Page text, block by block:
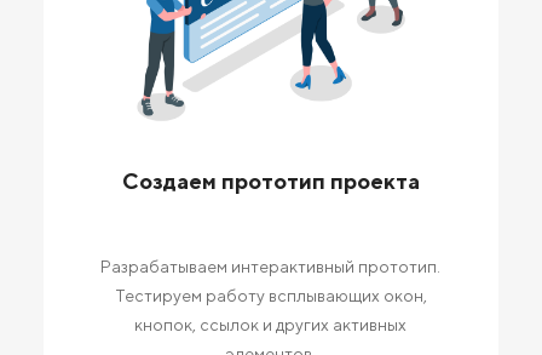
Создаем прототип проекта
Разрабатываем интерактивный прототип.
Тестируем работу всплывающих окон,
кнопок, ссылок и других активных